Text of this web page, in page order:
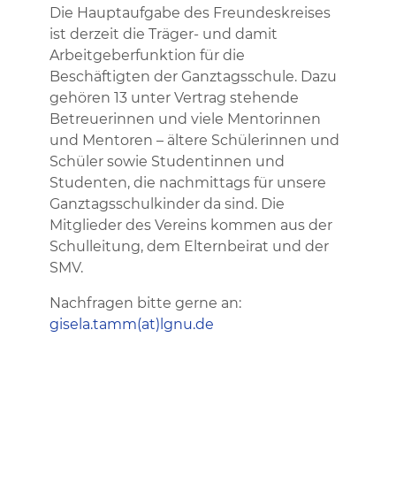
Die Hauptaufgabe des Freundeskreises
ist derzeit die Träger- und damit
Arbeitgeberfunktion für die
Beschäftigten der Ganztagsschule. Dazu
gehören 13 unter Vertrag stehende
Betreuerinnen und viele Mentorinnen
und Mentoren – ältere Schülerinnen und
Schüler sowie Studentinnen und
Studenten, die nachmittags für unsere
Ganztagsschulkinder da sind. Die
Mitglieder des Vereins kommen aus der
Schulleitung, dem Elternbeirat und der
SMV.
Nachfragen bitte gerne an:
gisela.tamm(at)lgnu.de